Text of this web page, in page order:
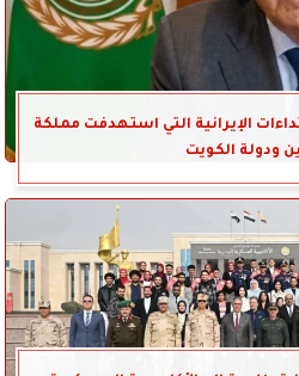
الإيرانية التي استهدفت مملكة
ودولة الكويت